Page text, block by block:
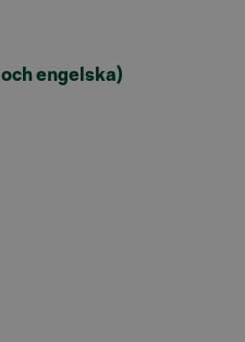
engelska)